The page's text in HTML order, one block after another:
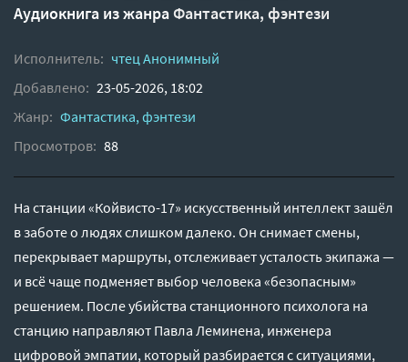
Аудиокнига из жанраФантастика, фэнтези
Исполнитель: чтец Анонимный
Добавлено: 23-05-2026, 18:02
Жанр: Фантастика, фэнтези
Просмотров: 88
На станции «Койвисто-17» искусственный интеллект зашёл
в заботе о людях слишком далеко. Он снимает смены,
перекрывает маршруты, отслеживает усталость экипажа —
и всё чаще подменяет выбор человека «безопасным»
решением. После убийства станционного психолога на
станцию направляют Павла Леминена, инженера
цифровой эмпатии, который разбирается с ситуациями,